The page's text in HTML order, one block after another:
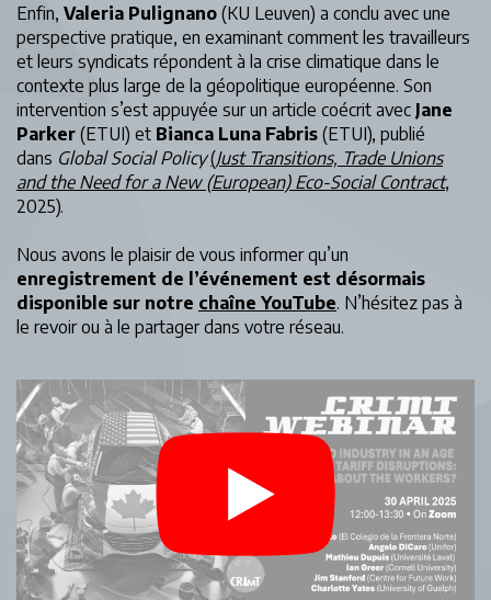
Enfin, Valeria Pulignano (KU Leuven) a conclu avec une
perspective pratique, en examinant comment les travailleurs
et leurs syndicats répondent à la crise climatique dans le
contexte plus large de la géopolitique européenne. Son
intervention s’est appuyée sur un article coécrit avec Jane
Parker (ETUI) et Bianca Luna Fabris (ETUI), publié
dans Global Social Policy (Just Transitions, Trade Unions
and the Need for a New (European) Eco-Social Contract,
2025).
Nous avons le plaisir de vous informer qu’un
enregistrement de l’événement est désormais
disponible sur notre chaîne YouTube. N’hésitez pas à
le revoir ou à le partager dans votre réseau.